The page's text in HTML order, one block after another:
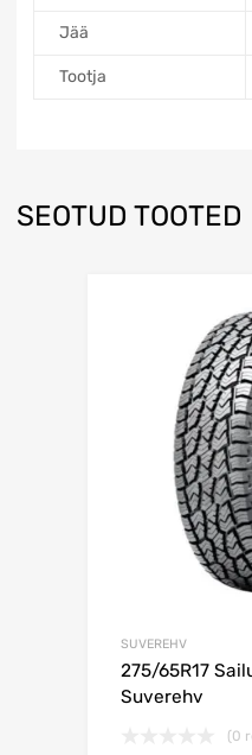
Jää
Tootja
SEOTUD TOOTED
SUVEREHV
275/65R17
Suverehv
(0